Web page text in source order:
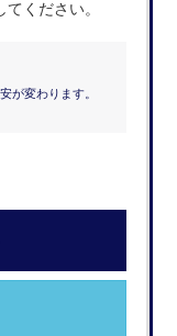
ください。
が変わります。